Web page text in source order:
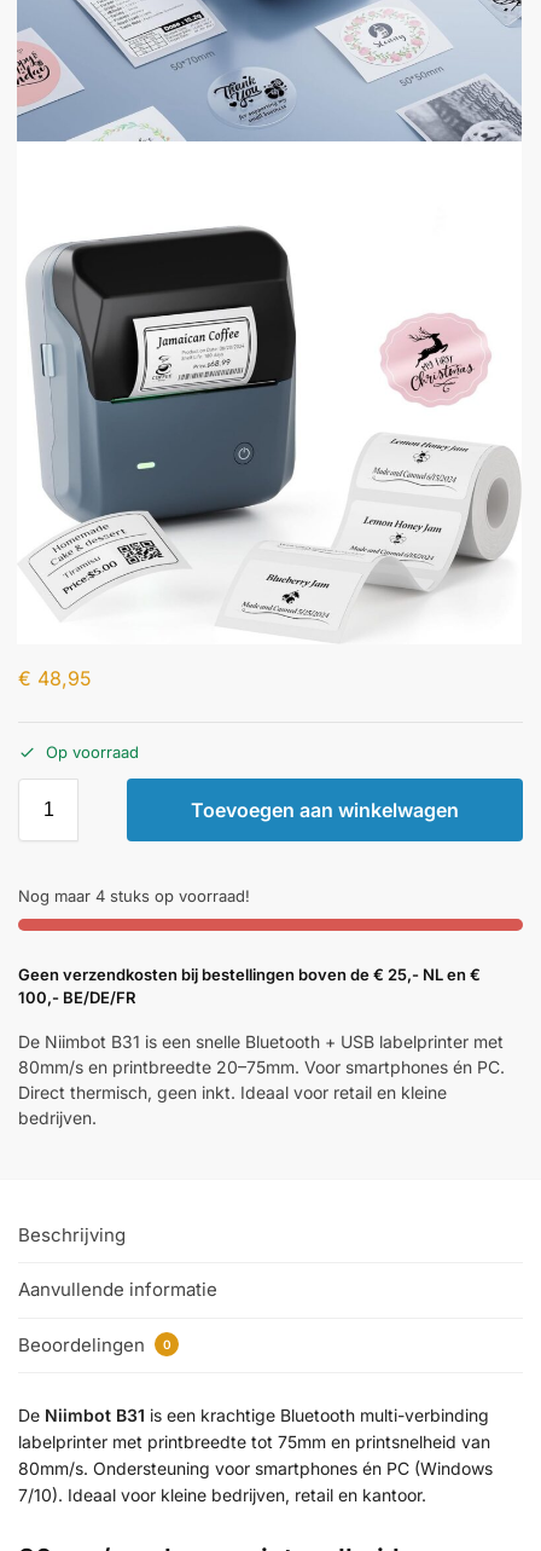
€ 48,95
Op voorraad
Toevoegen aan winkelwagen
Nog maar 4 stuks op voorraad!
Geen verzendkosten bij bestellingen boven de € 25,- NL en €
100,- BE/DE/FR
De Niimbot B31 is een snelle Bluetooth + USB labelprinter met
80mm/s en printbreedte 20–75mm. Voor smartphones én PC.
Direct thermisch, geen inkt. Ideaal voor retail en kleine
bedrijven.
Beschrijving
Aanvullende informatie
Beoordelingen 0
De Niimbot B31 is een krachtige Bluetooth multi-verbinding
labelprinter met printbreedte tot 75mm en printsnelheid van
80mm/s. Ondersteuning voor smartphones én PC (Windows
7/10). Ideaal voor kleine bedrijven, retail en kantoor.